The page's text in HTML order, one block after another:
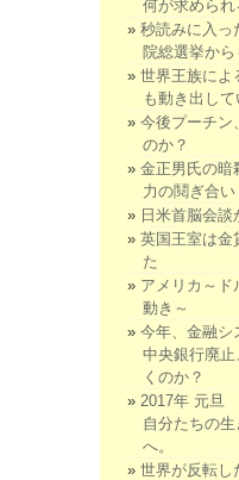
何が求められ
秒読みに入っ
院総選挙から
世界王族によ
も動き出して
今後プーチン
のか？
金正男氏の暗
力の鬩ぎ合い
日米首脳会
英国王室は金
た
アメリカ～ド
動き～
今年、金融シ
中央銀行廃
くのか？
2017年 元旦
自分たちの
へ。
世界が反転し